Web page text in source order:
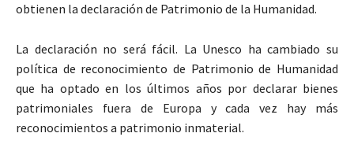
obtienen la declaración de Patrimonio de la Humanidad.
La declaración no será fácil. La Unesco ha cambiado su
política de reconocimiento de Patrimonio de Humanidad
que ha optado en los últimos años por declarar bienes
patrimoniales fuera de Europa y cada vez hay más
reconocimientos a patrimonio inmaterial.